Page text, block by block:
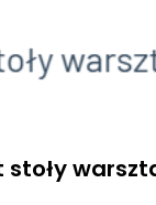
stoły